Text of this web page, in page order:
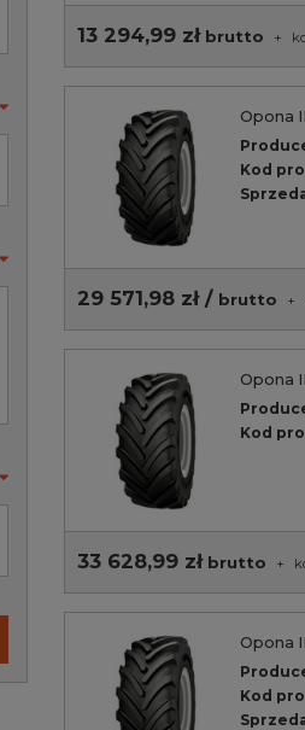
13 294,99 złbrutto +
Opona
Kod
29 571,98 zł / brutto +
Opona
Kod
33 628,99 złbrutto +
Opona
Kod